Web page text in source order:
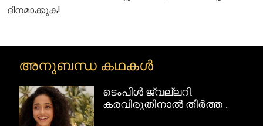
ദിനമാക്കുക!
അനുബന്ധ കഥകൾ
ടെംപിൾ ജ്വല്ലറി:
കരവിരുതിനാൽ തീർത്ത